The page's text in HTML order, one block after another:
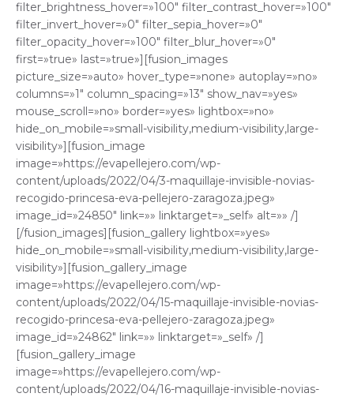
filter_brightness_hover=»100″ filter_contrast_hover=»100″
filter_invert_hover=»0″ filter_sepia_hover=»0″
filter_opacity_hover=»100″ filter_blur_hover=»0″
first=»true» last=»true»][fusion_images
picture_size=»auto» hover_type=»none» autoplay=»no»
columns=»1″ column_spacing=»13″ show_nav=»yes»
mouse_scroll=»no» border=»yes» lightbox=»no»
hide_on_mobile=»small-visibility,medium-visibility,large-
visibility»][fusion_image
image=»https://evapellejero.com/wp-
content/uploads/2022/04/3-maquillaje-invisible-novias-
recogido-princesa-eva-pellejero-zaragoza.jpeg»
image_id=»24850″ link=»» linktarget=»_self» alt=»» /]
[/fusion_images][fusion_gallery lightbox=»yes»
hide_on_mobile=»small-visibility,medium-visibility,large-
visibility»][fusion_gallery_image
image=»https://evapellejero.com/wp-
content/uploads/2022/04/15-maquillaje-invisible-novias-
recogido-princesa-eva-pellejero-zaragoza.jpeg»
image_id=»24862″ link=»» linktarget=»_self» /]
[fusion_gallery_image
image=»https://evapellejero.com/wp-
content/uploads/2022/04/16-maquillaje-invisible-novias-